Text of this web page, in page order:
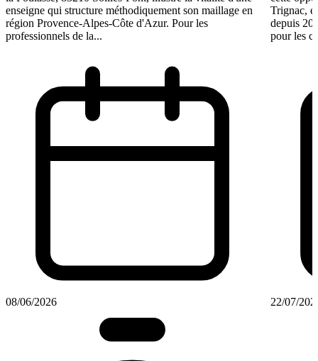
enseigne qui structure méthodiquement son maillage en
région Provence-Alpes-Côte d'Azur. Pour les
professionnels de la...
08/06/2026
Trignac,
depuis
pour les
22/07/